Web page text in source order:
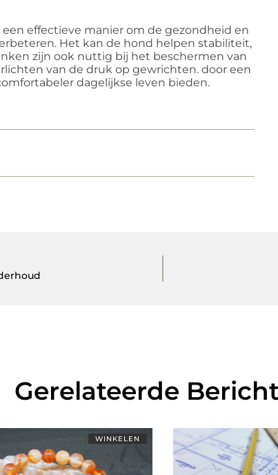
effectieve manier om de gezondheid en
Het kan de hond helpen stabiliteit,
zijn ook nuttig bij het beschermen van
van de druk op gewrichten. door een
dagelijkse leven bieden.
Gerelateerde
WINKELEN